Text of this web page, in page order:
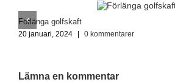
Förlänga golfskaft
20 januari, 2024 | 0 kommentarer
Lämna en kommentar